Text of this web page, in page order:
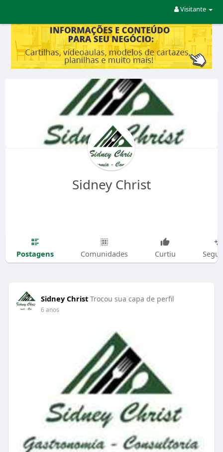
Visitante
Sidney Christ
Postagens Comunidades Curtiu
Sidney Christ Trocou sua capa de perfil
6 anos